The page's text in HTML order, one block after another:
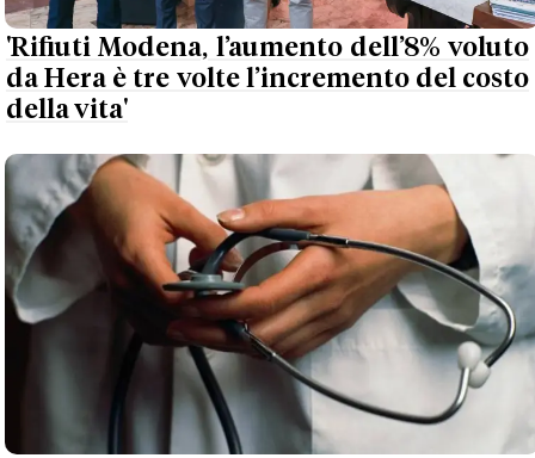
'Rifiuti Modena, l’aumento dell’8% voluto
da Hera è tre volte l’incremento del costo
della vita'